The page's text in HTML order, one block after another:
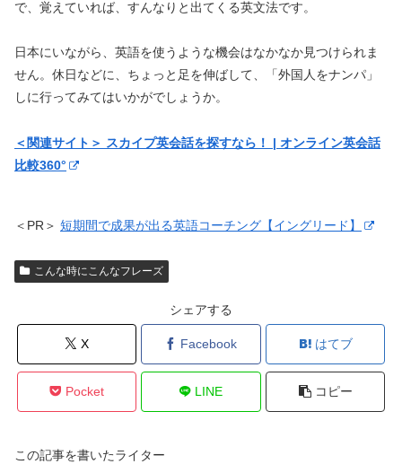
で、覚えていれば、すんなりと出てくる英文法です。
日本にいながら、英語を使うような機会はなかなか見つけられま
せん。休日などに、ちょっと足を伸ばして、「外国人をナンパ」
しに行ってみてはいかがでしょうか。
＜関連サイト＞ スカイプ英会話を探すなら！ | オンライン英会話
比較360°
＜PR＞ 短期間で成果が出る英語コーチング【イングリード】
こんな時にこんなフレーズ
シェアする
X Facebook はてブ
Pocket LINE コピー
この記事を書いたライター